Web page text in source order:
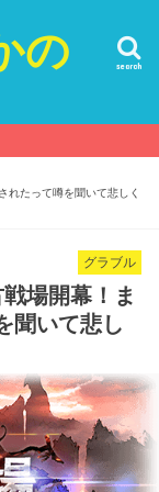
の
search
れたって噂を聞いて悲しく
グラブル
場開幕！ま
聞いて悲し